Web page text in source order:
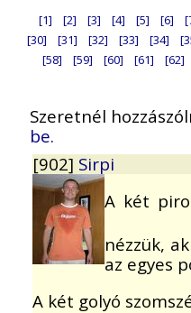
[1] [2] [3] [4] [5] [6]
[30]
[31] [32] [33] [34]
[58]
[59] [60] [61] [62]
Szeretnél
be.
[902] Sirpi
A két
nézzük,
az egyes
A két golyó